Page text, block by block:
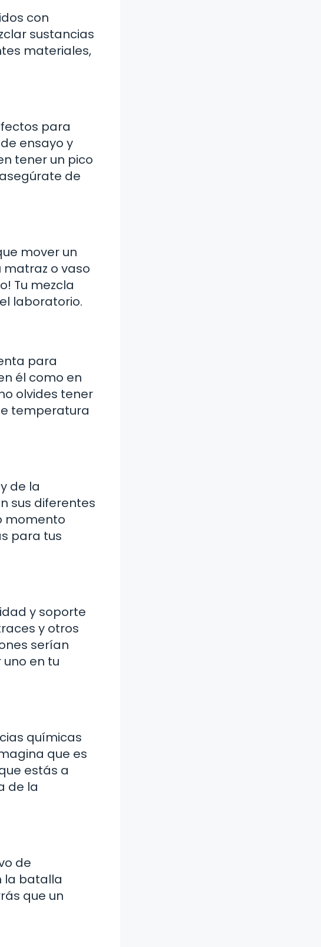
con
sustancias
materiales,
para
ensayo y
tener un pico
de
mover un
o vaso
Tu mezcla
laboratorio.
para
él como en
olvides tener
temperatura
de la
sus diferentes
momento
para tus
y soporte
y otros
serían
en tu
químicas
que es
estás a
de la
de
la batalla
que un